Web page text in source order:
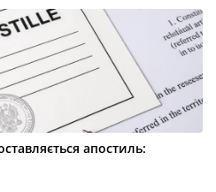
апостиль: